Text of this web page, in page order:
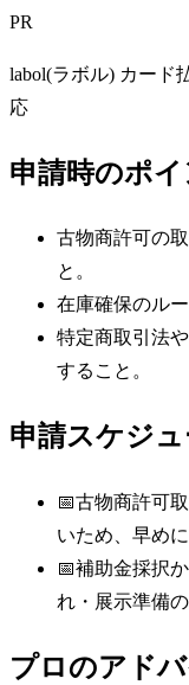
PR
labol(ラボル) カード
応
申請時のポイ
古物商許可の
と。
在庫確保のル
特定商取引法
すること。
申請スケジ
📅古物商許可
いため、早め
📅補助金採択
れ・展示準備
プロのアド